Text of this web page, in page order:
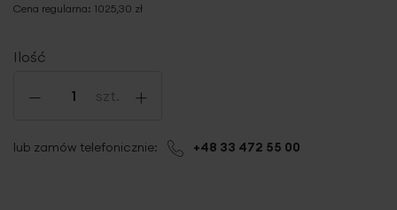
Ilość
- szt. +
Cena regularna: 1025,30 zł
lub zamów telefonicznie: +48 33 472 55 00